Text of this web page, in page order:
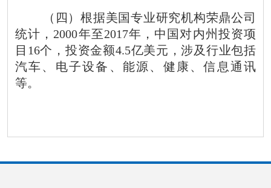
（四）根据美国专业研究机构荣鼎公司
统计， 2000年至2017年，中国对内州投资项
目 16个，投资金额4.5亿美元 ，涉及行业包括
汽车、电子设备、能源、健康、信息通讯
等。